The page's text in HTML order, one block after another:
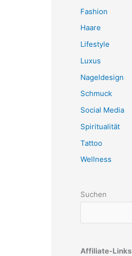
Fashion
Haare
Lifestyle
Luxus
Nageldesign
Schmuck
Social Media
Spiritualität
Tattoo
Wellness
Suchen
Affiliate-Links